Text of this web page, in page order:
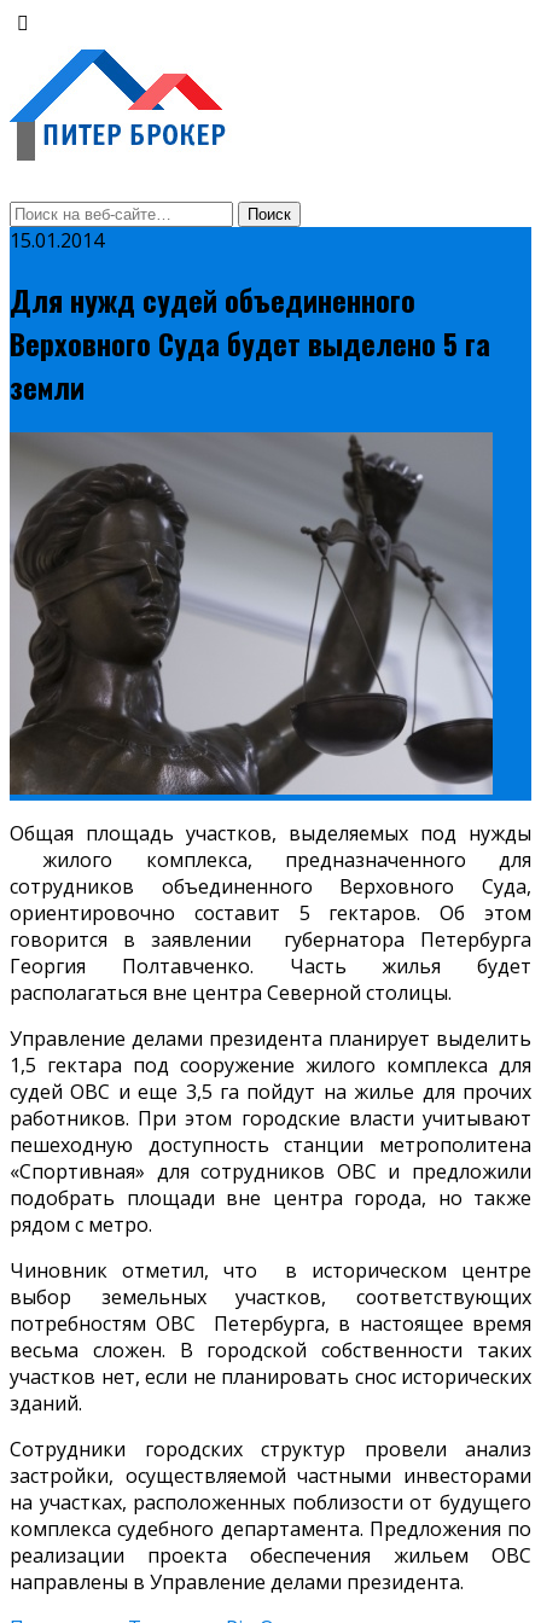
15.01.2014
Для нужд судей объединенного
Верховного Суда будет выделено 5 га
земли
Общая площадь участков, выделяемых под нужды
жилого комплекса, предназначенного для
сотрудников объединенного Верховного Суда,
ориентировочно составит 5 гектаров. Об этом
говорится в заявлении губернатора Петербурга
Георгия Полтавченко. Часть жилья будет
располагаться вне центра Северной столицы.
Управление делами президента планирует выделить
1,5 гектара под сооружение жилого комплекса для
судей ОВС и еще 3,5 га пойдут на жилье для прочих
работников. При этом городские власти учитывают
пешеходную доступность станции метрополитена
«Спортивная» для сотрудников ОВС и предложили
подобрать площади вне центра города, но также
рядом с метро.
Чиновник отметил, что в историческом центре
выбор земельных участков, соответствующих
потребностям ОВС Петербурга, в настоящее время
весьма сложен. В городской собственности таких
участков нет, если не планировать снос исторических
зданий.
Сотрудники городских структур провели анализ
застройки, осуществляемой частными инвесторами
на участках, расположенных поблизости от будущего
комплекса судебного департамента. Предложения по
реализации проекта обеспечения жильем ОВС
направлены в Управление делами президента.